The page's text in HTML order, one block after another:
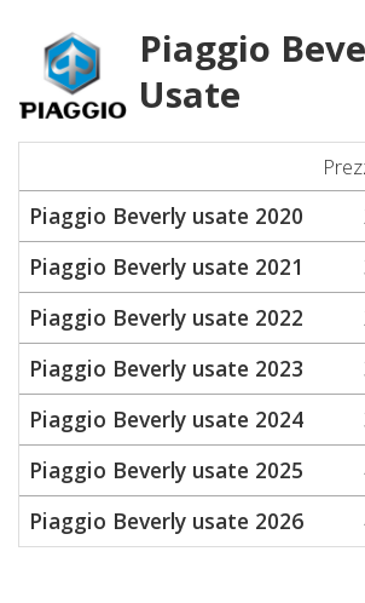
Piaggio
Usate
Piaggio Beverly usate 2020
Piaggio Beverly usate 2021
Piaggio Beverly usate 2022
Piaggio Beverly usate 2023
Piaggio Beverly usate 2024
Piaggio Beverly usate 2025
Piaggio Beverly usate 2026